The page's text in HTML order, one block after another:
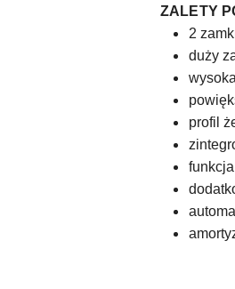
ZALETY
2
duży
profil